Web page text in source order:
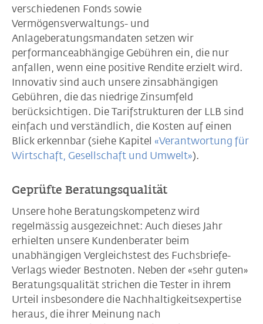
verschiedenen Fonds sowie
Vermögensverwaltungs- und
Anlageberatungsmandaten setzen wir
performanceabhängige Gebühren ein, die nur
anfallen, wenn eine positive Rendite erzielt wird.
Innovativ sind auch unsere zinsabhängigen
Gebühren, die das niedrige Zinsumfeld
berücksichtigen. Die Tarifstrukturen der LLB sind
einfach und verständlich, die Kosten auf einen
Blick erkennbar (siehe Kapitel «Verantwortung für
Wirtschaft, Gesellschaft und Umwelt»).
Geprüfte Beratungsqualität
Unsere hohe Beratungskompetenz wird
regelmässig ausgezeichnet: Auch dieses Jahr
erhielten unsere Kundenberater beim
unabhängigen Vergleichstest des Fuchsbriefe-
Verlags wieder Bestnoten. Neben der «sehr guten»
Beratungsqualität strichen die Tester in ihrem
Urteil insbesondere die Nachhaltigkeitsexpertise
heraus, die ihrer Meinung nach